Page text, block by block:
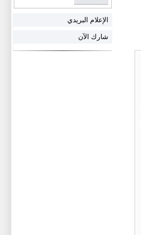
الإعلام البريدي
شارك الآن